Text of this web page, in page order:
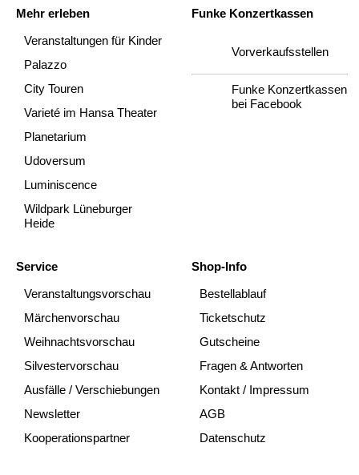
Mehr erleben
Veranstaltungen für Kinder
Palazzo
City Touren
Varieté im Hansa Theater
Planetarium
Udoversum
Luminiscence
Wildpark Lüneburger
Heide
Funke Konzertkassen
Vorverkaufsstellen
Funke Konzertkassen
bei Facebook
Service
Veranstaltungsvorschau
Märchenvorschau
Weihnachtsvorschau
Silvestervorschau
Ausfälle / Verschiebungen
Newsletter
Kooperationspartner
Shop-Info
Bestellablauf
Ticketschutz
Gutscheine
Fragen & Antworten
Kontakt / Impressum
AGB
Datenschutz